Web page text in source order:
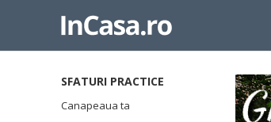
SFATURI PRACTICE
Canapeaua ta